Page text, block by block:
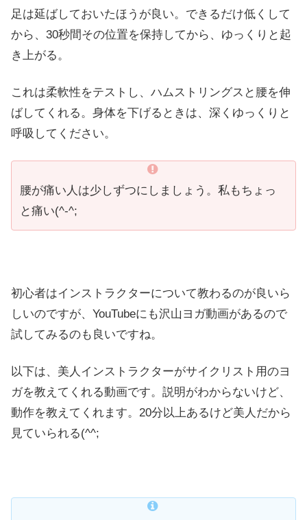
足は延ばしておいたほうが良い。できるだけ低くして
から、30秒間その位置を保持してから、ゆっくりと起
き上がる。
これは柔軟性をテストし、ハムストリングスと腰を伸
ばしてくれる。身体を下げるときは、深くゆっくりと
呼吸してください。
腰が痛い人は少しずつにしましょう。私もちょっ
と痛い(^-^;
初心者はインストラクターについて教わるのが良いら
しいのですが、YouTubeにも沢山ヨガ動画があるので
試してみるのも良いですね。
以下は、美人インストラクターがサイクリスト用のヨ
ガを教えてくれる動画です。説明がわからないけど、
動作を教えてくれます。20分以上あるけど美人だから
見ていられる(^^;